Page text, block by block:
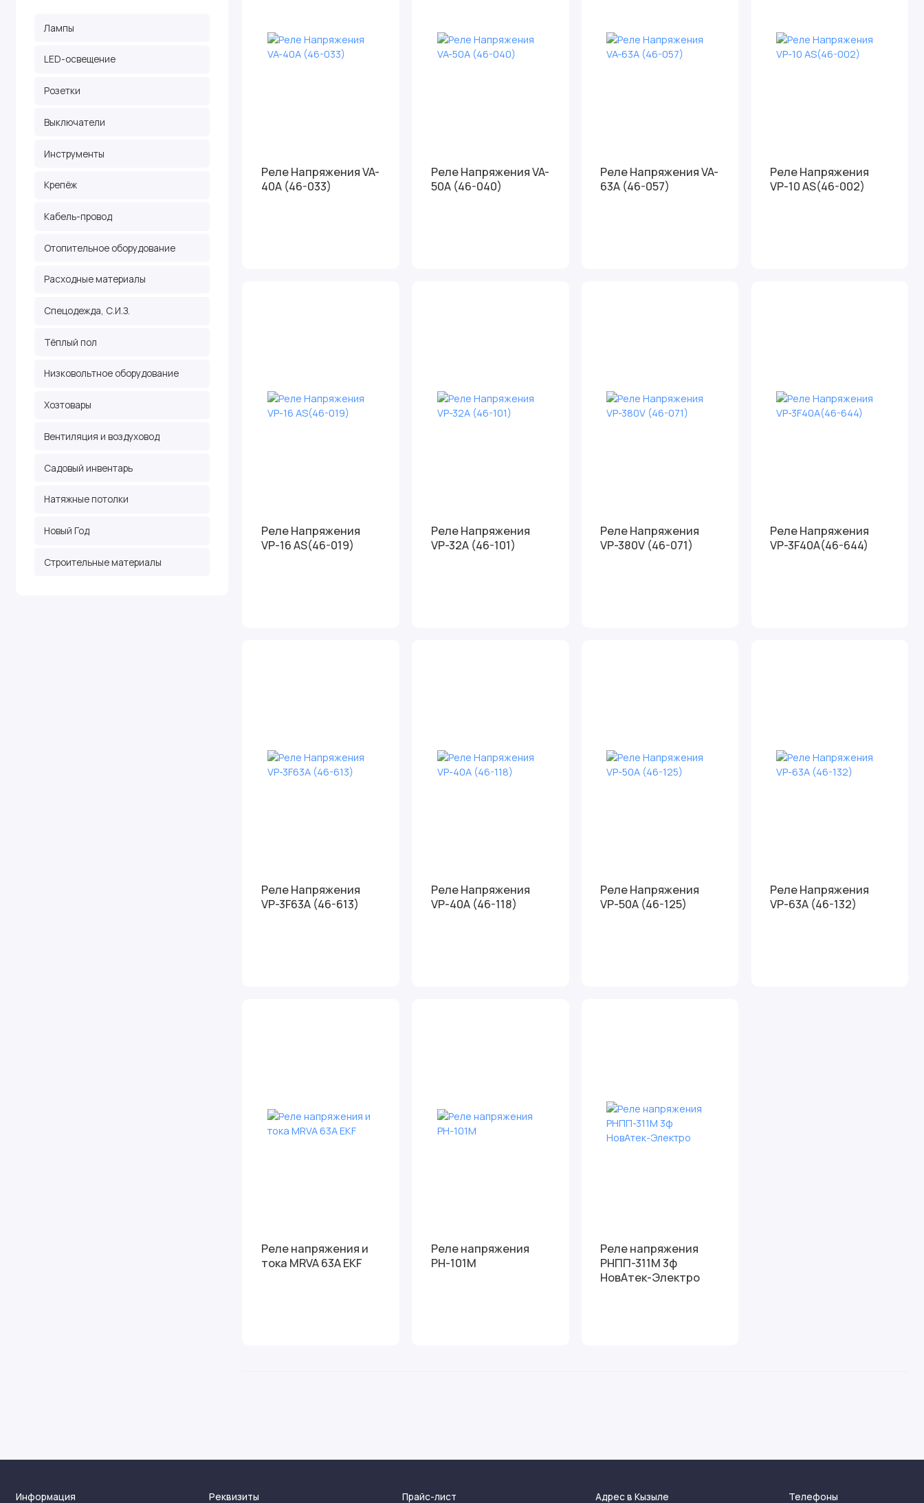
Лампы
LED-освещение
Розетки
Выключатели
Инструменты
Крепёж
Кабель-провод
Отопительное оборудование
Расходные материалы
Спецодежда, С.И.З.
Тёплый пол
Низковольтное оборудование
Хозтовары
Вентиляция и воздуховод
Садовый инвентарь
Натяжные потолки
Новый Год
Строительные материалы
Реле Напряжения VA-
40A (46-033)
Реле Напряжения VA-
50A (46-040)
Реле Напряжения VA-
63A (46-057)
Реле Напряжения
VP-10 AS(46-002)
Реле Напряжения
VP-16 AS(46-019)
Реле Напряжения
VP-32A (46-101)
Реле Напряжения
VP-380V (46-071)
Реле Напряжения
VP-3F40A(46-644)
Реле Напряжения
VP-3F63A (46-613)
Реле Напряжения
VP-40A (46-118)
Реле Напряжения
VP-50A (46-125)
Реле Напряжения
VP-63A (46-132)
Реле напряжения и
тока MRVA 63А EKF
Реле напряжения
РН-101М
Реле напряжения
РНПП-311М 3ф
НовАтек-Электро
Информация Реквизиты Прайс-лист Адрес в Кызыле Телефоны